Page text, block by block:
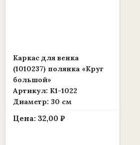
Каркас для венка
(1010237) полянка «Круг
большой»
Артикул: К1-1022
Диаметр: 30 см
Цена: 32,00 ₽